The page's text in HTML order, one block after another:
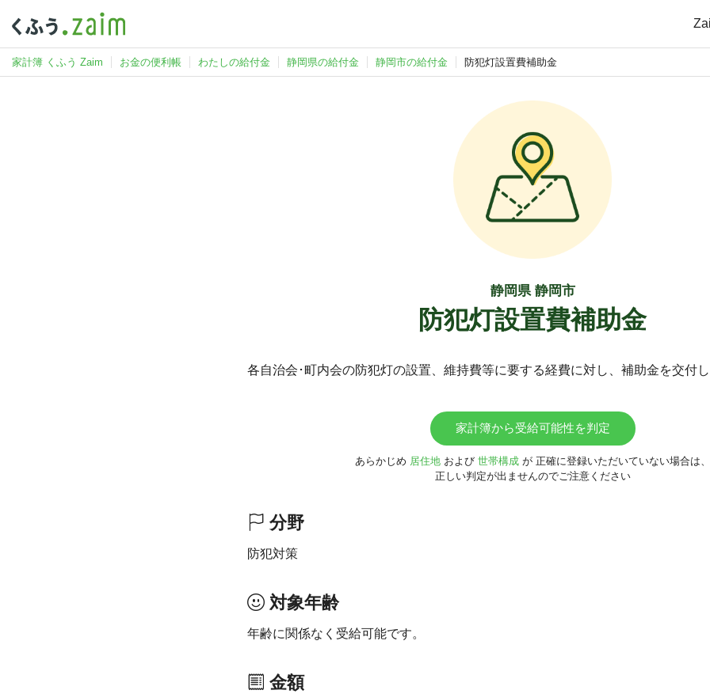
家計簿 くふう Zaim お金の便利帳 わたしの給付金 静岡県の給付金 静岡市の給付金 防犯灯設置費補助金
静岡県 静岡市
防犯灯設置費補助金
各自治会･町内会の防犯灯の設置、維持費等に要する経費に対し、補助金を交付し
家計簿から受給可能性を判定
あらかじめ 居住地および 世帯構成が 正確に登録いただいていない場合は、
正しい判定が出ませんのでご注意ください
分野
防犯対策
対象年齢
年齢に関係なく受給可能です。
金額